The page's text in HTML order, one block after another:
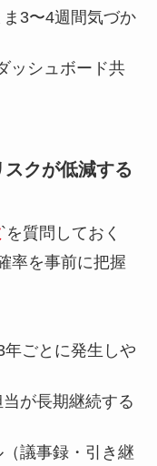
3〜4週間気づか
ッシュボード共
クが低減する
`を質問しておく
率を事前に把握
ごとに発生しや
が長期継続する
議事録・引き継